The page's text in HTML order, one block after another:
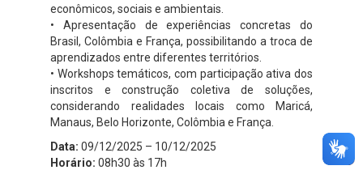
econômicos, sociais e ambientais.
• Apresentação de experiências concretas do
Brasil, Colômbia e França, possibilitando a troca de
aprendizados entre diferentes territórios.
• Workshops temáticos, com participação ativa dos
inscritos e construção coletiva de soluções,
considerando realidades locais como Maricá,
Manaus, Belo Horizonte, Colômbia e França.
Data: 09/12/2025 – 10/12/2025
Horário: 08h30 às 17h